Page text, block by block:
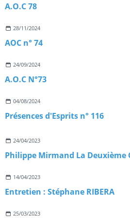
A.O.C 78
28/11/2024
AOC n° 74
24/09/2024
A.O.C N°73
04/08/2024
Présences d'Esprits n° 116
24/04/2023
Philippe Mirmand La Deuxième
14/04/2023
Entretien : Stéphane RIBERA
25/03/2023